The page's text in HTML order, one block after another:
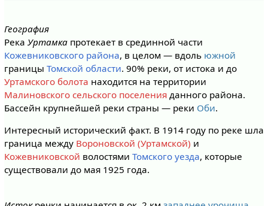
География
Река Уртамкапротекает в срединной части
Кожевниковского района, в целом — вдоль южной
границы Томской области. 90% реки, от истока и до
Уртамского болота находится на территории
Малиновского сельского поселенияданного района.
Бассейн крупнейшей реки страны — реки Оби.
Интересный исторический факт. В 1914 году по реке шла
граница между Вороновской (Уртамской) и
Кожевниковской волостями Томского уезда, которые
существовали до мая 1925 года.